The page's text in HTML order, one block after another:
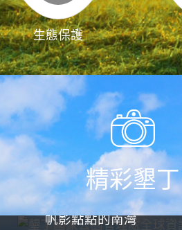
生態保護
精彩墾丁
帆影點點的南灣